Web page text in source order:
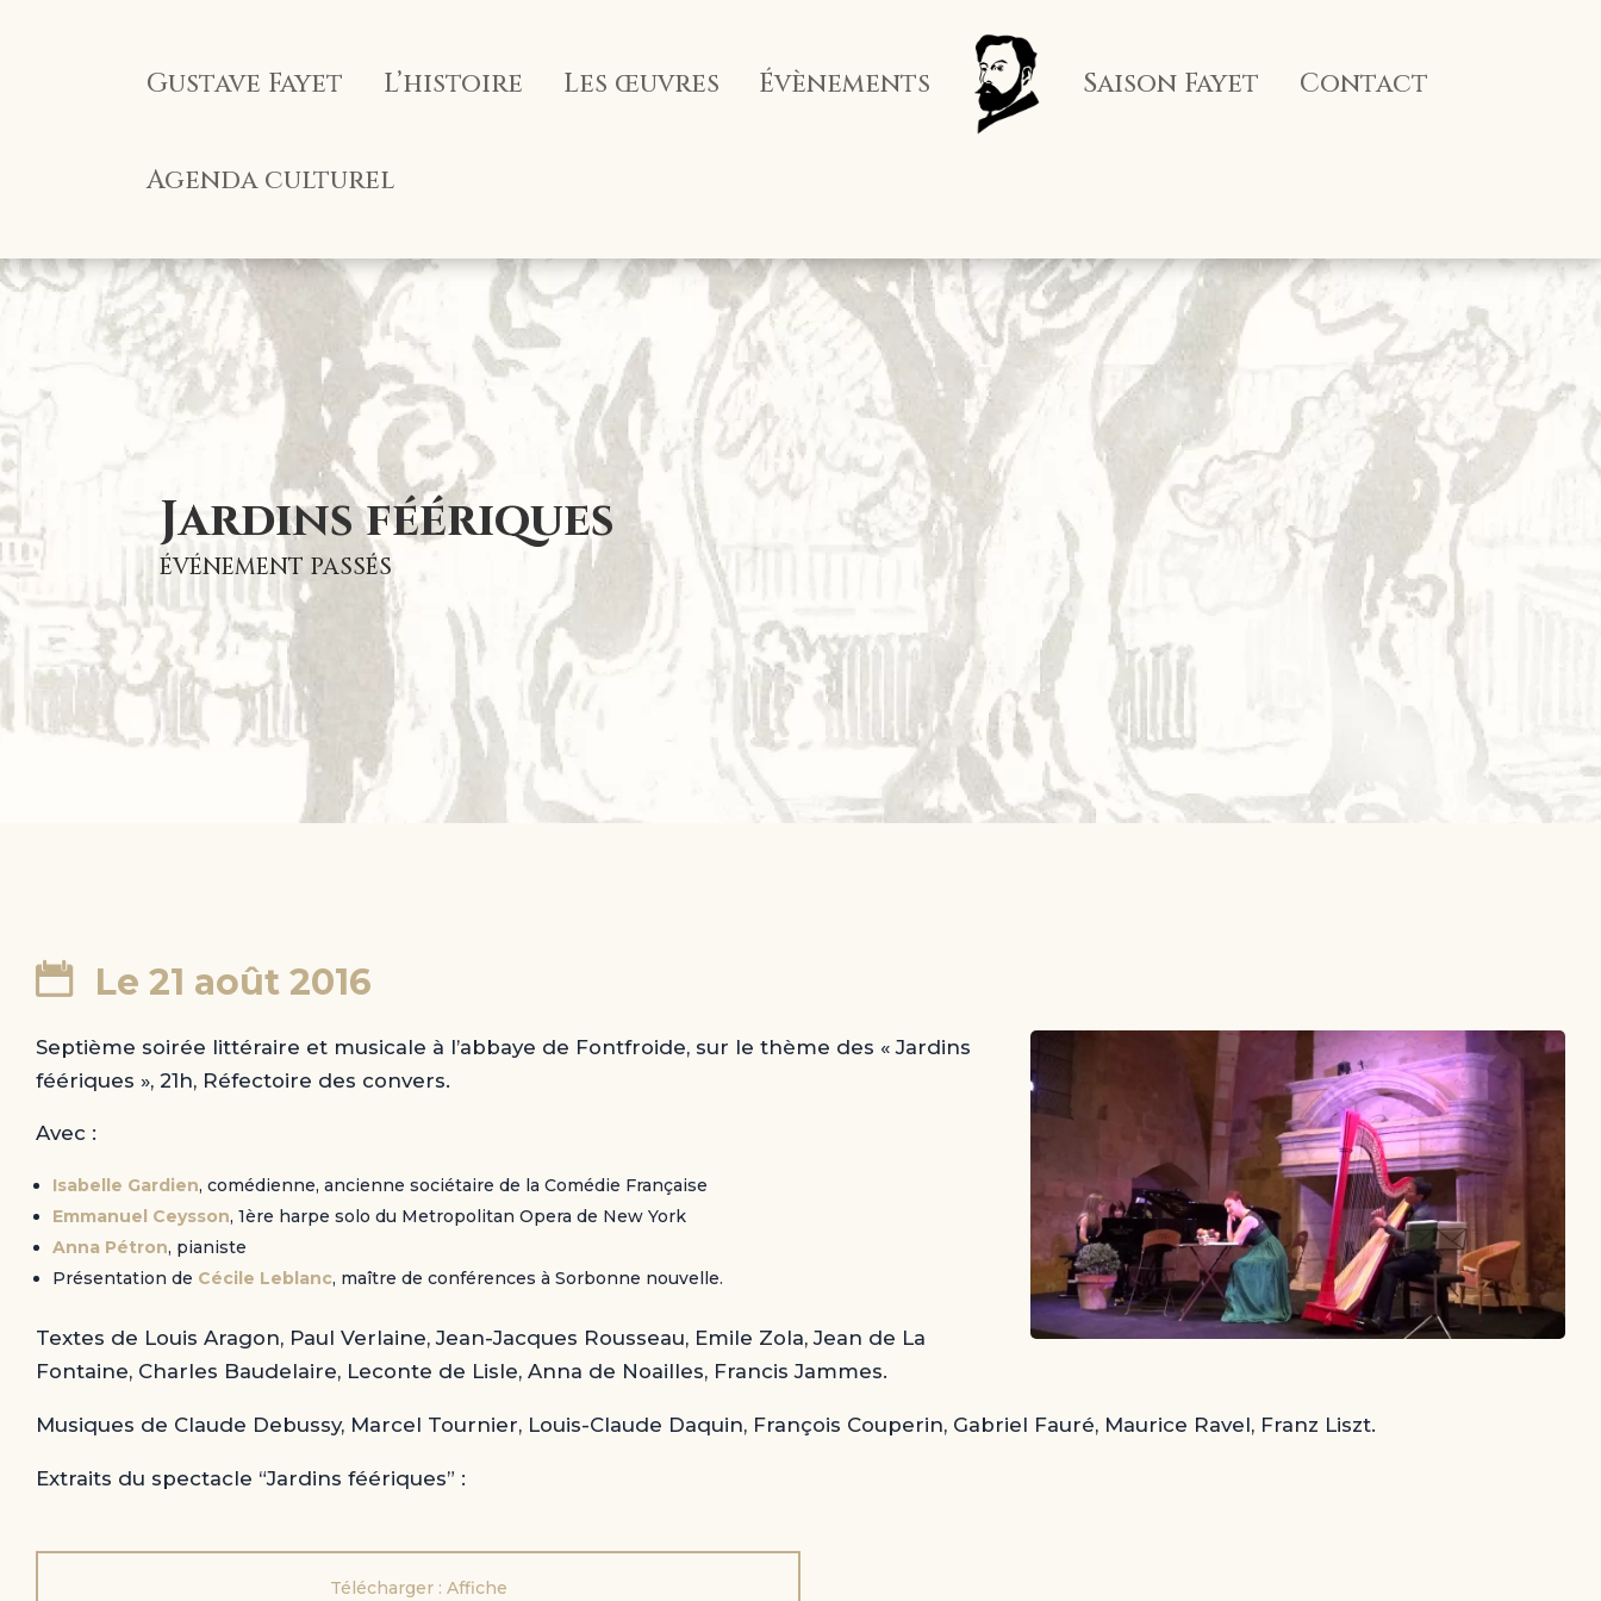
Gustave Fayet L’histoire Les œuvres Évènements Saison Fayet Contact
Agenda culturel
Jardins féériques
ÉVÉNEMENT PASSÉS
Le 21 août 2016
Septième soirée littéraire et musicale à l’abbaye de Fontfroide, sur le thème des « Jardins
féériques », 21h, Réfectoire des convers.
Avec :
Isabelle Gardien, comédienne, ancienne sociétaire de la Comédie Française
Emmanuel Ceysson, 1ère harpe solo du Metropolitan Opera de New York
Anna Pétron, pianiste
Présentation de Cécile Leblanc, maître de conférences à Sorbonne nouvelle.
Textes de Louis Aragon, Paul Verlaine, Jean-Jacques Rousseau, Emile Zola, Jean de La
Fontaine, Charles Baudelaire, Leconte de Lisle, Anna de Noailles, Francis Jammes.
Musiques de Claude Debussy, Marcel Tournier, Louis-Claude Daquin, François Couperin, Gabriel Fauré, Maurice Ravel, Franz Liszt.
Extraits du spectacle “Jardins féériques” :
Télécharger : Affiche